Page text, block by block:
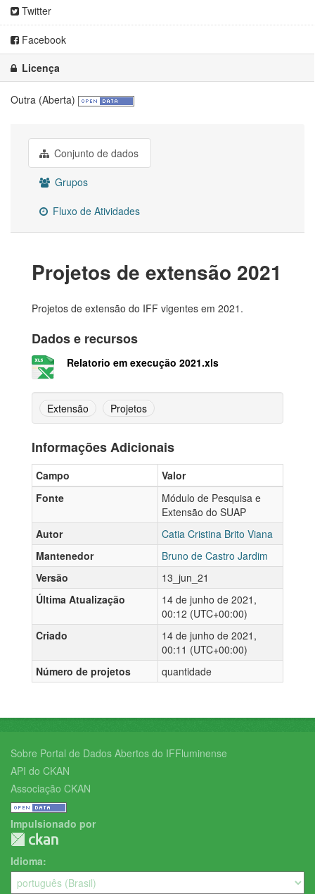
Twitter
Facebook
Licença
Outra (Aberta)
Conjunto de dados
Grupos
Fluxo de Atividades
Projetos de extensão 2021
Projetos de extensão do IFF vigentes em 2021.
Dados e recursos
Relatorio em execução 2021.xls
Extensão Projetos
Informações Adicionais
Campo
Valor
Fonte
Módulo de Pesquisa e
Extensão do SUAP
Autor
Catia Cristina Brito Viana
Mantenedor
Bruno de Castro Jardim
Versão
13_jun_21
Última Atualização
14 de junho de 2021,
00:12 (UTC+00:00)
Criado
14 de junho de 2021,
00:11 (UTC+00:00)
Número de projetos
quantidade
Sobre Portal de Dados Abertos do IFFluminense
API do CKAN
Associação CKAN
Impulsionado por
Idioma